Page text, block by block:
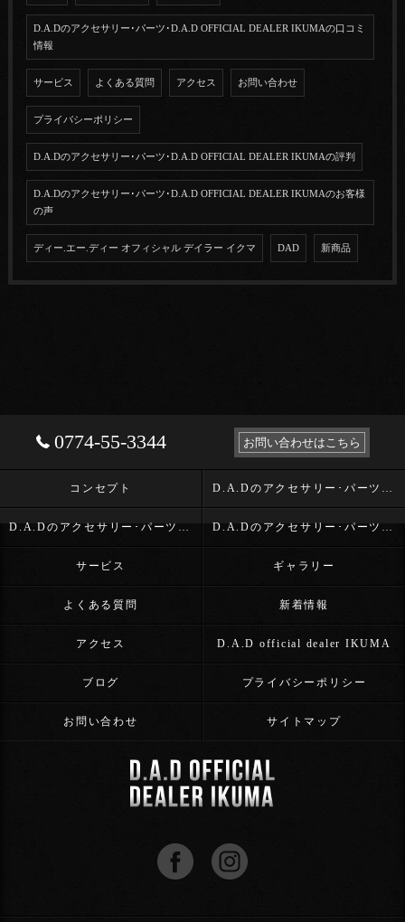
D.A.Dのアクセサリー･パーツ･D.A.D OFFICIAL DEALER IKUMAの口コミ
情報
サービス よくある質問 アクセス お問い合わせ
プライバシーポリシー
D.A.Dのアクセサリー･パーツ･D.A.D OFFICIAL DEALER IKUMAの評判
D.A.Dのアクセサリー･パーツ･D.A.D OFFICIAL DEALER IKUMAのお客様
の声
ディー.エー.ディー オフィシャル デイラー イクマ DAD 新商品
0774-55-3344 お問い合わせはこちら
コンセプト D.A.Dのアクセサリー･パーツ･D.A.D OFFICIAL DEALER IKUMAの口コミ情報
D.A.Dのアクセサリー･パーツ･D.A.D OFFICIAL DEALER IKUMAの評判 D.A.Dのアクセサリー･パーツ･D.A.D OFFICIAL DEALER IKUMAのお客様の声
サービス ギャラリー
よくある質問 新着情報
アクセス D.A.D official dealer IKUMA
ブログ プライバシーポリシー
お問い合わせ サイトマップ